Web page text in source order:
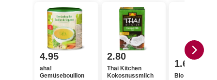
4.95
aha!
Gemüsebouillon
2.80
Thai Kitchen
Kokosnussmilch
1.60
Bio Peterli glatt